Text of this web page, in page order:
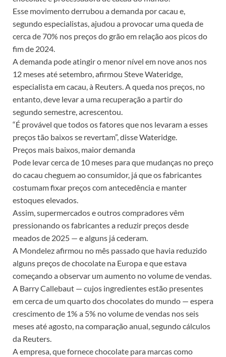
Esse movimento derrubou a demanda por cacau e,
segundo especialistas, ajudou a provocar uma queda de
cerca de 70% nos preços do grão em relação aos picos do
fim de 2024.
A demanda pode atingir o menor nível em nove anos nos
12 meses até setembro, afirmou Steve Wateridge,
especialista em cacau, à Reuters. A queda nos preços, no
entanto, deve levar a uma recuperação a partir do
segundo semestre, acrescentou.
“É provável que todos os fatores que nos levaram a esses
preços tão baixos se revertam”, disse Wateridge.
Preços mais baixos, maior demanda
Pode levar cerca de 10 meses para que mudanças no preço
do cacau cheguem ao consumidor, já que os fabricantes
costumam fixar preços com antecedência e manter
estoques elevados.
Assim, supermercados e outros compradores vêm
pressionando os fabricantes a reduzir preços desde
meados de 2025 — e alguns já cederam.
A Mondelez afirmou no mês passado que havia reduzido
alguns preços de chocolate na Europa e que estava
começando a observar um aumento no volume de vendas.
A Barry Callebaut — cujos ingredientes estão presentes
em cerca de um quarto dos chocolates do mundo — espera
crescimento de 1% a 5% no volume de vendas nos seis
meses até agosto, na comparação anual, segundo cálculos
da Reuters.
A empresa, que fornece chocolate para marcas como